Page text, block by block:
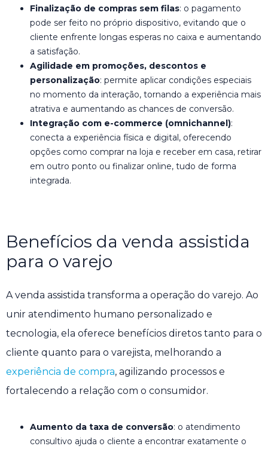
Finalização de compras sem filas: o pagamento
pode ser feito no próprio dispositivo, evitando que o
cliente enfrente longas esperas no caixa e aumentando
a satisfação.
Agilidade em promoções, descontos e
personalização: permite aplicar condições especiais
no momento da interação, tornando a experiência mais
atrativa e aumentando as chances de conversão.
Integração com e-commerce (omnichannel):
conecta a experiência física e digital, oferecendo
opções como comprar na loja e receber em casa, retirar
em outro ponto ou finalizar online, tudo de forma
integrada.
Benefícios da venda assistida
para o varejo
A venda assistida transforma a operação do varejo. Ao
unir atendimento humano personalizado e
tecnologia, ela oferece benefícios diretos tanto para o
cliente quanto para o varejista, melhorando a
experiência de compra, agilizando processos e
fortalecendo a relação com o consumidor.
Aumento da taxa de conversão: o atendimento
consultivo ajuda o cliente a encontrar exatamente o